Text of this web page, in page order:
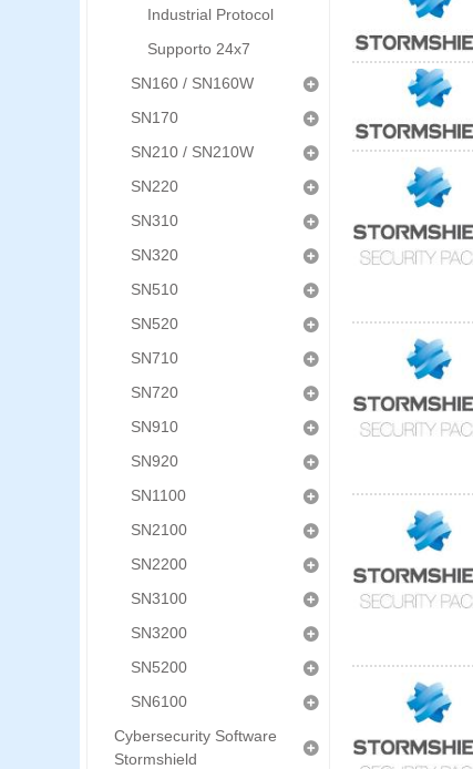
Industrial Protocol
Supporto 24x7
SN160 / SN160W
SN170
SN210 / SN210W
SN220
SN310
SN320
SN510
SN520
SN710
SN720
SN910
SN920
SN1100
SN2100
SN2200
SN3100
SN3200
SN5200
SN6100
Cybersecurity Software
Stormshield